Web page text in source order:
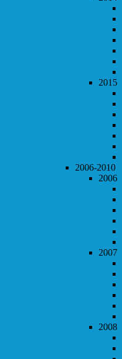
2015
2006-2010
2006
2007
2008